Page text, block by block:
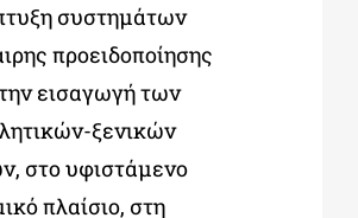
συστημάτων
προειδοποίησης
εισαγωγή των
ξενικών
στο υφιστάμενο
πλαίσιο, στη